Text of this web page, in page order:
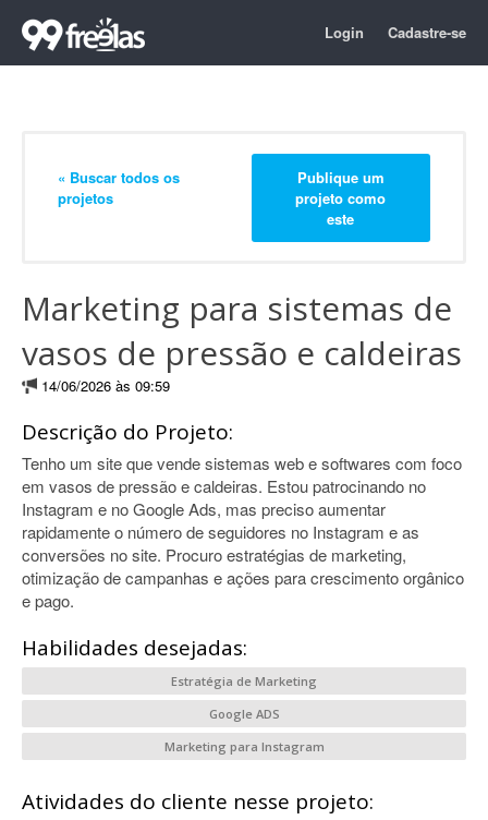
Login Cadastre-se
« Buscar todos os
projetos
Publique um
projeto como
este
Marketing para sistemas de
vasos de pressão e caldeiras
14/06/2026 às 09:59
Descrição do Projeto:
Tenho um site que vende sistemas web e softwares com foco
em vasos de pressão e caldeiras. Estou patrocinando no
Instagram e no Google Ads, mas preciso aumentar
rapidamente o número de seguidores no Instagram e as
conversões no site. Procuro estratégias de marketing,
otimização de campanhas e ações para crescimento orgânico
e pago.
Habilidades desejadas:
Estratégia de Marketing
Google ADS
Marketing para Instagram
Atividades do cliente nesse projeto: